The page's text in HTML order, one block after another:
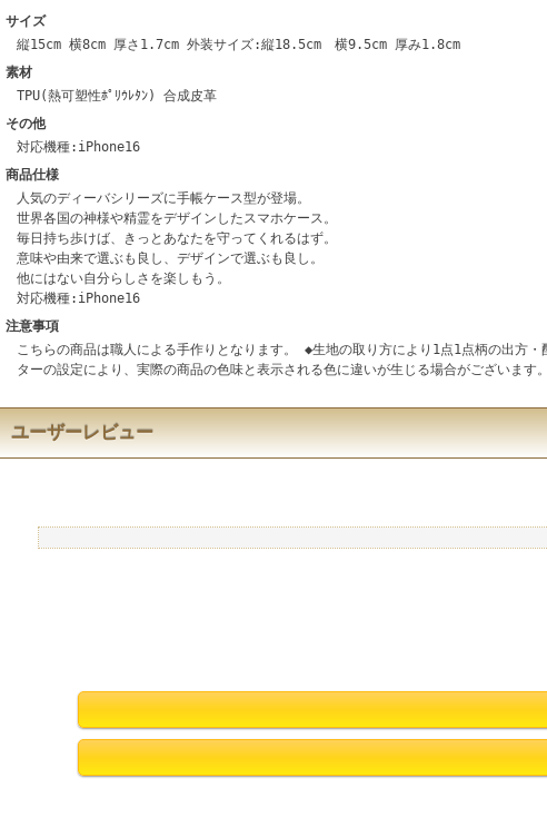
サイズ
縦15cm 横8cm 厚さ1.7cm 外装サイズ:縦18.5cm 横9.5cm 厚み1.8cm
素材
TPU(熱可塑性ﾎﾟﾘｳﾚﾀﾝ) 合成皮革
その他
対応機種:iPhone16
商品仕様
人気のディーバシリーズに手帳ケース型が登場。
世界各国の神様や精霊をデザインしたスマホケース。
毎日持ち歩けば、きっとあなたを守ってくれるはず。
意味や由来で選ぶも良し、デザインで選ぶも良し。
他にはない自分らしさを楽しもう。
対応機種:iPhone16
注意事項
こちらの商品は職人による手作りとなります。 ◆生地の取り方により1点1点柄の出方
ターの設定により、実際の商品の色味と表示される色に違いが生じる場合がございます。
ユーザーレビュー